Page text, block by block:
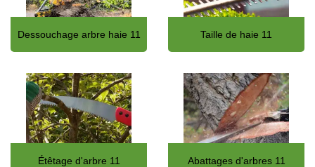
Dessouchage arbre haie 11 Taille de haie 11
Étêtage d'arbre 11 Abattages d'arbres 11